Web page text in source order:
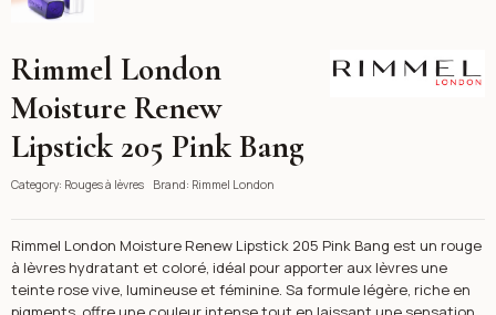
Rimmel London
Rimmel London
Moisture Renew
Lipstick 205 Pink Bang
Category: Rouges à lèvres Brand: Rimmel London
Rimmel London Moisture Renew Lipstick 205 Pink Bang est un rouge
à lèvres hydratant et coloré, idéal pour apporter aux lèvres une
teinte rose vive, lumineuse et féminine. Sa formule légère, riche en